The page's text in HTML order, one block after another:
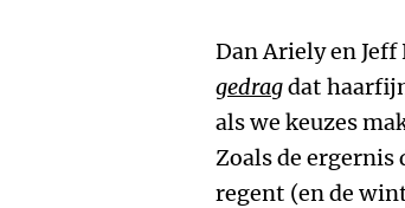
Dan Ariely en
gedragdat
als we keuzes
Zoals de ergernis
regent (en de